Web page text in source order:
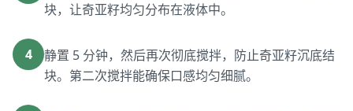
块，让奇亚籽均匀分布在液体中。
4
静置 5 分钟，然后再次彻底搅拌，防止奇亚籽沉底结
块。第二次搅拌能确保口感均匀细腻。